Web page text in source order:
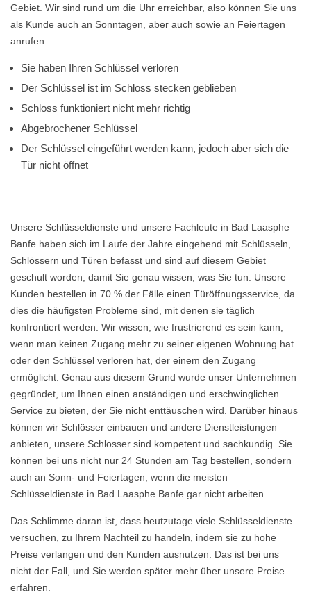
Gebiet. Wir sind rund um die Uhr erreichbar, also können Sie uns
als Kunde auch an Sonntagen, aber auch sowie an Feiertagen
anrufen.
Sie haben Ihren Schlüssel verloren
Der Schlüssel ist im Schloss stecken geblieben
Schloss funktioniert nicht mehr richtig
Abgebrochener Schlüssel
Der Schlüssel eingeführt werden kann, jedoch aber sich die
Tür nicht öffnet
Unsere Schlüsseldienste und unsere Fachleute in Bad Laasphe
Banfe haben sich im Laufe der Jahre eingehend mit Schlüsseln,
Schlössern und Türen befasst und sind auf diesem Gebiet
geschult worden, damit Sie genau wissen, was Sie tun. Unsere
Kunden bestellen in 70 % der Fälle einen Türöffnungsservice, da
dies die häufigsten Probleme sind, mit denen sie täglich
konfrontiert werden. Wir wissen, wie frustrierend es sein kann,
wenn man keinen Zugang mehr zu seiner eigenen Wohnung hat
oder den Schlüssel verloren hat, der einem den Zugang
ermöglicht. Genau aus diesem Grund wurde unser Unternehmen
gegründet, um Ihnen einen anständigen und erschwinglichen
Service zu bieten, der Sie nicht enttäuschen wird. Darüber hinaus
können wir Schlösser einbauen und andere Dienstleistungen
anbieten, unsere Schlosser sind kompetent und sachkundig. Sie
können bei uns nicht nur 24 Stunden am Tag bestellen, sondern
auch an Sonn- und Feiertagen, wenn die meisten
Schlüsseldienste in Bad Laasphe Banfe gar nicht arbeiten.
Das Schlimme daran ist, dass heutzutage viele Schlüsseldienste
versuchen, zu Ihrem Nachteil zu handeln, indem sie zu hohe
Preise verlangen und den Kunden ausnutzen. Das ist bei uns
nicht der Fall, und Sie werden später mehr über unsere Preise
erfahren.